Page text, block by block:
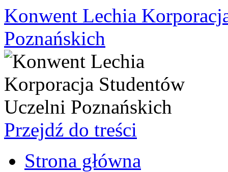
Konwent Lechia
Poznańskich
Przejdź do treści
Strona główna